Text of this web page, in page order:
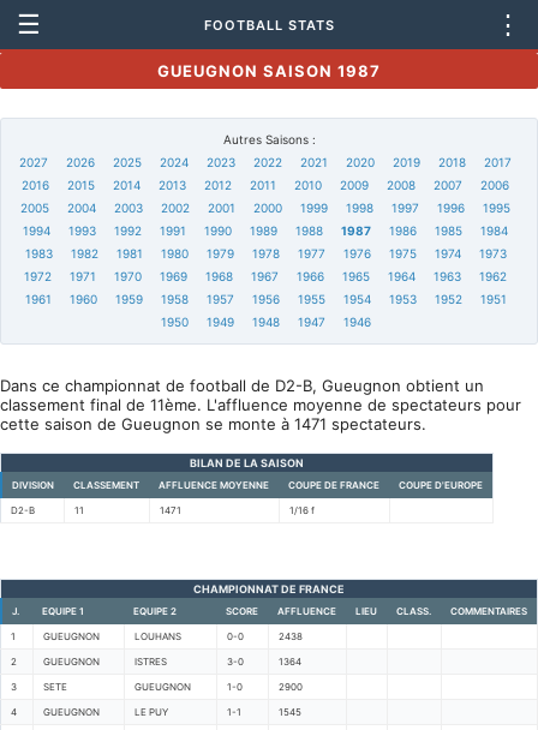
☰ FOOTBALL STATS ⋮
GUEUGNON SAISON 1987
Autres Saisons :
2027
2026 2025 2024 2023 2022 2021 2020 2019 2018
2017
2016
2015 2014 2013 2012 2011 2010 2009 2008 2007
2006
2005
2004 2003 2002 2001 2000 1999 1998 1997 1996
1995
1994
1993 1992 1991 1990 1989 1988 1987 1986 1985
1984
1983
1982 1981 1980 1979 1978 1977 1976 1975 1974
1973
1972
1971 1970 1969 1968 1967 1966 1965 1964 1963
1962
1961
1960 1959 1958 1957 1956 1955 1954 1953 1952
1951
1950
1949 1948 1947 1946
Dans ce championnat de football de D2-B, Gueugnon obtient un
classement final de 11ème. L'affluence moyenne de spectateurs pour
cette saison de Gueugnon se monte à 1471 spectateurs.
BILAN DE LA SAISON
DIVISION CLASSEMENT AFFLUENCE MOYENNE COUPE DE FRANCE COUPE D'EUROPE
D2-B 11 1471 1/16 f
CHAMPIONNAT DE FRANCE
J. EQUIPE 1 EQUIPE 2 SCORE AFFLUENCE LIEU CLASS. COMMENTAIRES
1 GUEUGNON LOUHANS 0-0 2438
2 GUEUGNON ISTRES 3-0 1364
3 SETE GUEUGNON 1-0 2900
4 GUEUGNON LE PUY 1-1 1545